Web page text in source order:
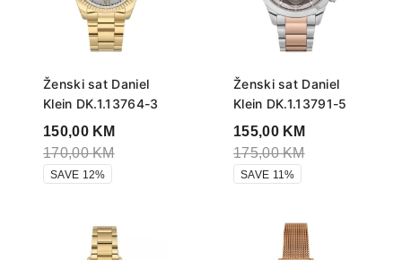
Ženski sat Daniel
Klein DK.1.13764-3
150,00 KM
170,00KM
SAVE 12%
Ženski sat Daniel
Klein DK.1.13791-5
155,00 KM
175,00KM
SAVE 11%